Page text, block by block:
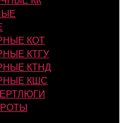
КОТ
КТГУ
КТНД
КШС